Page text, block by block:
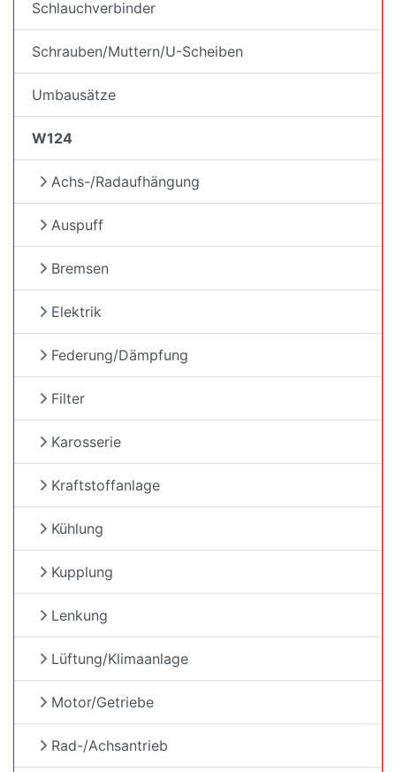
Schlauchverbinder
Schrauben/Muttern/U-Scheiben
Umbausätze
W124
Achs-/Radaufhängung
Auspuff
Bremsen
Elektrik
Federung/Dämpfung
Filter
Karosserie
Kraftstoffanlage
Kühlung
Kupplung
Lenkung
Lüftung/Klimaanlage
Motor/Getriebe
Rad-/Achsantrieb